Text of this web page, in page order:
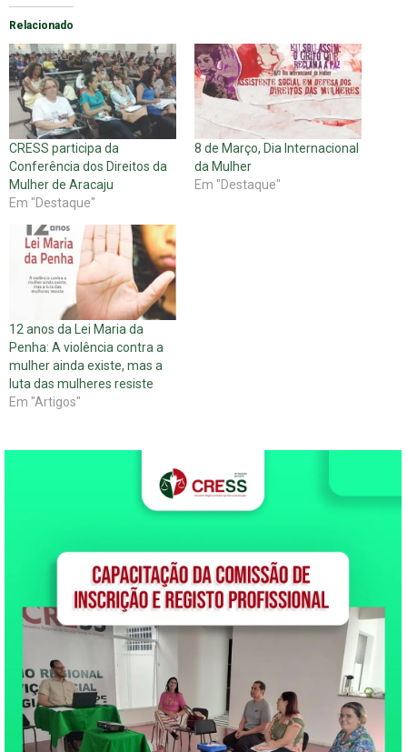
Relacionado
CRESS participa da
Conferência dos Direitos da
Mulher de Aracaju
Em "Destaque"
8 de Março, Dia Internacional
da Mulher
Em "Destaque"
12 anos da Lei Maria da
Penha: A violência contra a
mulher ainda existe, mas a
luta das mulheres resiste
Em "Artigos"